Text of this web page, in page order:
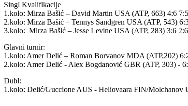
Singl Kvalifikacije
1.kolo: Mirza Bašić – David Martin USA (ATP, 663) 4:6
2.kolo: Mirza Bašić – Tennys Sandgren USA (ATP, 543)
3.kolo: Mirza Bašić – Jesse Levine USA (ATP, 283) 3:6 2:6
Glavni turnir:
1.kolo: Amer Delić – Roman Borvanov MDA (ATP,202)
2.kolo: Amer Delić - Alex Bogdanović GBR (ATP, 303) -
Dubl:
1.kolo: Delić/Guccione AUS - Heliovaara FIN/Molchanov